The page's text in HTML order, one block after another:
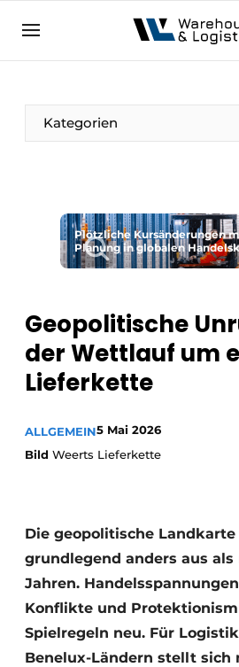
NL EN
Kategorien
Plötzliche Kursänderungen
Planung in globalen
Geopolitische
der Wettlauf um
Lieferkette
ALLGEMEIN5 Mai 2026
Bild Weerts Lieferkette
Die geopolitische
grundlegend anders aus
Jahren.
Konflikte und
Spielregeln neu. Für
Benelux-Ländern stellt sich